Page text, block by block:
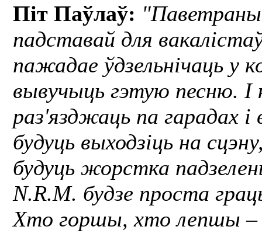
Піт Паўлаў:
падставай для
пажадае ўдзельнічаць у
вывучыць гэтую песню. І
раз'язджаць па гарадах і
будуць выходзіць на
будуць жорстка
N.R.M. будзе проста
Хто горшы, хто лепшы –